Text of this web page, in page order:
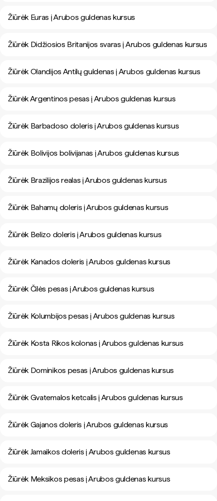
Žiūrėk Euras į Arubos guldenas kursus
Žiūrėk Didžiosios Britanijos svaras į Arubos guldenas kursus
Žiūrėk Olandijos Antilų guldenas į Arubos guldenas kursus
Žiūrėk Argentinos pesas į Arubos guldenas kursus
Žiūrėk Barbadoso doleris į Arubos guldenas kursus
Žiūrėk Bolivijos bolivijanas į Arubos guldenas kursus
Žiūrėk Brazilijos realas į Arubos guldenas kursus
Žiūrėk Bahamų doleris į Arubos guldenas kursus
Žiūrėk Belizo doleris į Arubos guldenas kursus
Žiūrėk Kanados doleris į Arubos guldenas kursus
Žiūrėk Čilės pesas į Arubos guldenas kursus
Žiūrėk Kolumbijos pesas į Arubos guldenas kursus
Žiūrėk Kosta Rikos kolonas į Arubos guldenas kursus
Žiūrėk Dominikos pesas į Arubos guldenas kursus
Žiūrėk Gvatemalos ketcalis į Arubos guldenas kursus
Žiūrėk Gajanos doleris į Arubos guldenas kursus
Žiūrėk Jamaikos doleris į Arubos guldenas kursus
Žiūrėk Meksikos pesas į Arubos guldenas kursus